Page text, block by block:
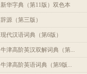
新华字典（第11版）双色本
辞源（第三版）
现代汉语词典（第6版）
牛津高阶英汉双解词典（第...
牛津高阶英语词典（第9版...